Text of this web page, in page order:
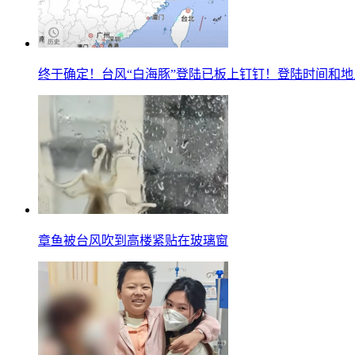
终于确定！台风“白海豚”登陆已板上钉钉！登陆时间和
章鱼被台风吹到高楼紧贴在玻璃窗